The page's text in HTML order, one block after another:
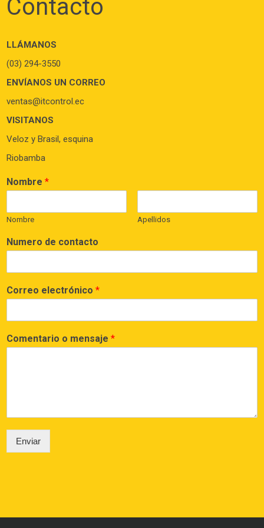
Contacto
LLÁMANOS
(03) 294-3550
ENVÍANOS UN CORREO
ventas@itcontrol.ec
VISITANOS
Veloz y Brasil, esquina
Riobamba
Nombre*
Nombre Apellidos
Numero de contacto
Correo electrónico*
Comentario o mensaje*
Enviar